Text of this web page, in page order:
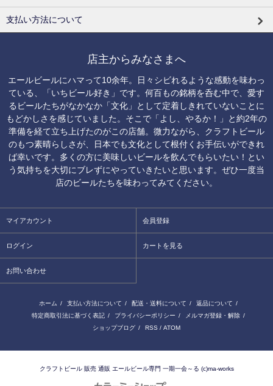
支払い方法について
店主からみなさまへ
エールビールにハマって10余年。日々シビれるような感動を味わっ
ている、「いちビール好き」です。何百もの銘柄を呑む中で、愛す
るビールたちがなかなか「文化」として定着しきれていないことに
もどかしさを感じていました。そこで「よし、やるか！」と約2年の
準備を経て立ち上げたのがこの店舗。微力ながら、クラフトビール
のもつ素晴らしさが、日本でも文化として根付くお手伝いができれ
ば幸いです。多くの方に美味しいビールを飲んでもらいたい！とい
う気持ちを大切にブレずにやっていきたいと思います。ぜひ一度当
店のビールたちを味わってみてください。
マイアカウント 会員登録
ログイン カートを見る
お問い合わせ
ホーム / 支払い方法について / 配送・送料について / 返品について /
特定商取引法に基づく表記 / プライバシーポリシー / メルマガ登録・解除 /
ショップブログ / RSS / ATOM
クラフトビール 販売 通販 エールビール専門 一期一会～る (c)ma-works